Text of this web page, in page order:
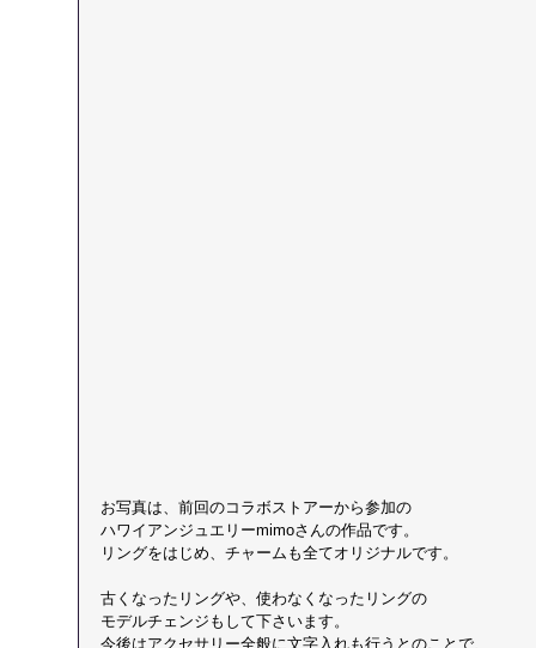
お写真は、前回のコラボストアーから参加の
ハワイアンジュエリーmimoさんの作品です。
リングをはじめ、チャームも全てオリジナルです。
古くなったリングや、使わなくなったリングの
モデルチェンジもして下さいます。
今後はアクセサリー全般に文字入れも行うとのことで、